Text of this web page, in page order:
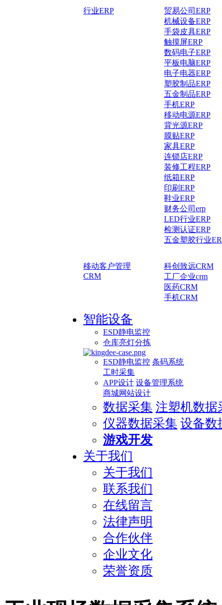
行业ERP
贸易公司ERP
机械设备ERP
手袋皮具ERP
触摸屏ERP
数码电子ERP
平板电脑ERP
电子电器ERP
塑胶制品ERP
五金制品ERP
手机ERP
移动电源ERP
背光源ERP
膜贴ERP
家具ERP
连锁店ERP
装修工程ERP
纸箱ERP
印刷ERP
鞋业ERP
财务公司erp
LED行业ERP
检测认证ERP
五金塑胶行业
移动客户管理
CRM
科创致远CRM
工厂企业crm
医药CRM
手机CRM
智能设备
ESD静电监控
仓库亮灯分拣
ESD静电监控 条码系统
工时采集
APP设计 设备管理系统
商城网站设计
数据采集 注塑机数据
仪器数据采集 设备数
游戏开发
关于我们
关于我们
联系我们
在线留言
法律声明
合作伙伴
企业文化
荣誉资质